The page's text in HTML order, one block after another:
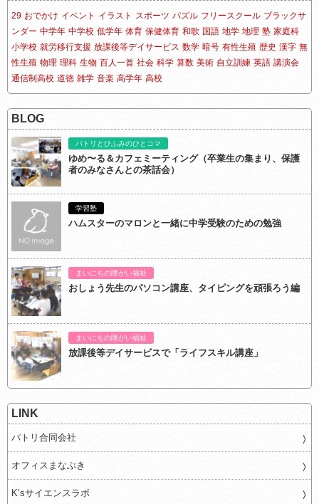
29 おでかけ イベント イラスト スポーツ パズル フリースクール ブラックサ
ンダー 中学年 中学校 低学年 体育 保健体育 和歌 国語 地学 地理 塾 家庭科
小学校 就労移行支援 放課後等デイサービス 数学 暗号 有性生殖 歴史 漢字 無
性生殖 物理 理科 生物 百人一首 社会 科学 算数 美術 自立訓練 英語 講演会
通信制高校 道徳 雑学 音楽 高学年 高校
BLOG
パトリとひふみのひとコマ
ゆめ〜る＆カフェミーティング（卒業生の集まり、保護
者のみなさんとの茶話会）
学習塾
ハムスターのマロンと一緒に中学受験のための勉強
まいにちの障がい福祉
おしょう先生のパソコン講座、タイピングを頑張ろう編
まいにちの障がい福祉
放課後等デイサービスで「ライフスキル講座」
LINK
パトリ合同会社
オフィスまなぶき
K’sサイエンスラボ